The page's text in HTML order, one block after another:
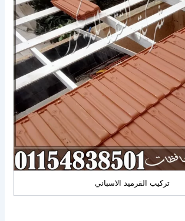
تركيب القرميد الاسباني